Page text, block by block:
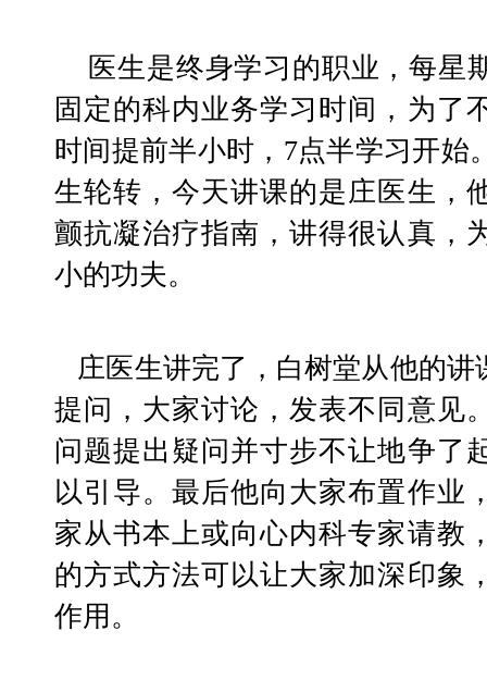
固定的科内业务学习时间，为了
时间提前半小时，7点半学习开始
生轮转，今天讲课的是庄医生，
颤抗凝治疗指南，讲得很认真，
小的功夫。
提问，大家讨论，发表不同意见
问题提出疑问并寸步不让地争了
以引导。最后他向大家布置作业
家从书本上或向心内科专家请教
的方式方法可以让大家加深印象
作用。